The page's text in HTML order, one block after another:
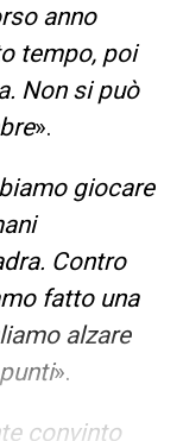
anno
tempo, poi
Non si può
».
giocare
Contro
fatto una
alzare
».
convinto